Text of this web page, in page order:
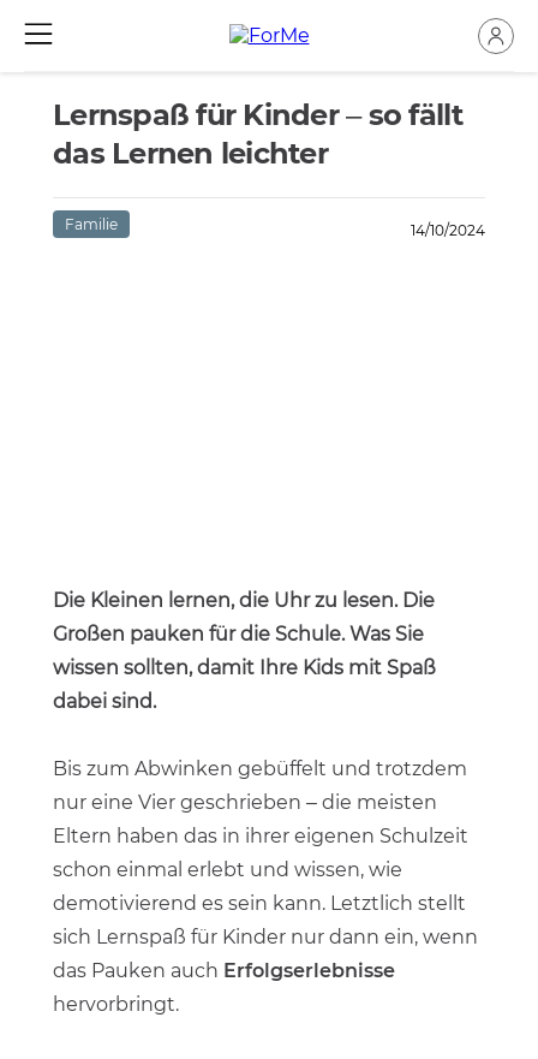
Lernspaß für Kinder – so fällt
das Lernen leichter
Familie 14/10/2024
Die Kleinen lernen, die Uhr zu lesen. Die
Großen pauken für die Schule. Was Sie
wissen sollten, damit Ihre Kids mit Spaß
dabei sind.
Bis zum Abwinken gebüffelt und trotzdem
nur eine Vier geschrieben – die meisten
Eltern haben das in ihrer eigenen Schulzeit
schon einmal erlebt und wissen, wie
demotivierend es sein kann. Letztlich stellt
sich Lernspaß für Kinder nur dann ein, wenn
das Pauken auch Erfolgserlebnisse
hervorbringt.